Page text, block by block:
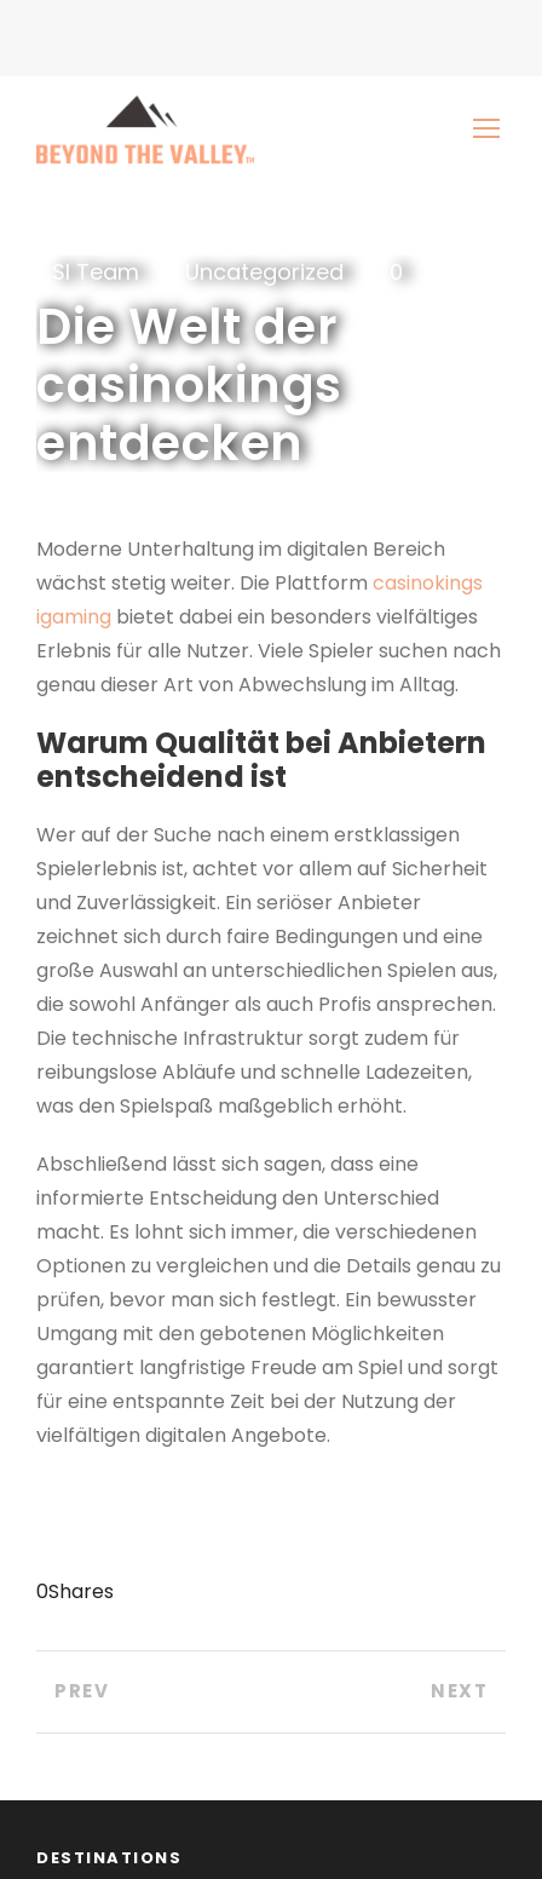
SI Team Uncategorized 0
Die Welt der
casinokings
entdecken
Moderne Unterhaltung im digitalen Bereich
wächst stetig weiter. Die Plattform casinokings
igaming bietet dabei ein besonders vielfältiges
Erlebnis für alle Nutzer. Viele Spieler suchen nach
genau dieser Art von Abwechslung im Alltag.
Warum Qualität bei Anbietern
entscheidend ist
Wer auf der Suche nach einem erstklassigen
Spielerlebnis ist, achtet vor allem auf Sicherheit
und Zuverlässigkeit. Ein seriöser Anbieter
zeichnet sich durch faire Bedingungen und eine
große Auswahl an unterschiedlichen Spielen aus,
die sowohl Anfänger als auch Profis ansprechen.
Die technische Infrastruktur sorgt zudem für
reibungslose Abläufe und schnelle Ladezeiten,
was den Spielspaß maßgeblich erhöht.
Abschließend lässt sich sagen, dass eine
informierte Entscheidung den Unterschied
macht. Es lohnt sich immer, die verschiedenen
Optionen zu vergleichen und die Details genau zu
prüfen, bevor man sich festlegt. Ein bewusster
Umgang mit den gebotenen Möglichkeiten
garantiert langfristige Freude am Spiel und sorgt
für eine entspannte Zeit bei der Nutzung der
vielfältigen digitalen Angebote.
0Shares
PREV NEXT
DESTINATIONS